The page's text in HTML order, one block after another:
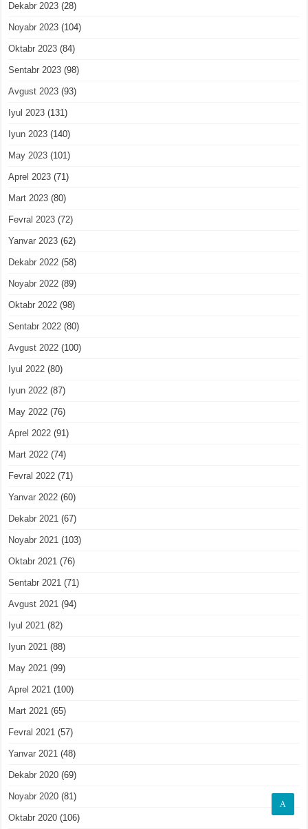
Dekabr 2023 (28)
Noyabr 2023 (104)
Oktabr 2023 (84)
Sentabr 2023 (98)
Avgust 2023 (93)
Iyul 2023 (131)
Iyun 2023 (140)
May 2023 (101)
Aprel 2023 (71)
Mart 2023 (80)
Fevral 2023 (72)
Yanvar 2023 (62)
Dekabr 2022 (58)
Noyabr 2022 (89)
Oktabr 2022 (98)
Sentabr 2022 (80)
Avgust 2022 (100)
Iyul 2022 (80)
Iyun 2022 (87)
May 2022 (76)
Aprel 2022 (91)
Mart 2022 (74)
Fevral 2022 (71)
Yanvar 2022 (60)
Dekabr 2021 (67)
Noyabr 2021 (103)
Oktabr 2021 (76)
Sentabr 2021 (71)
Avgust 2021 (94)
Iyul 2021 (82)
Iyun 2021 (88)
May 2021 (99)
Aprel 2021 (100)
Mart 2021 (65)
Fevral 2021 (57)
Yanvar 2021 (48)
Dekabr 2020 (69)
Noyabr 2020 (81)
Oktabr 2020 (106)
A